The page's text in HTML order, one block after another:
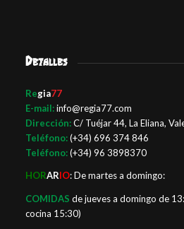
Detalles
Regia77
E-mail:info@regia77.com
Dirección:C/ Tuéjar 44, La Eliana,
Teléfono:(+34) 696 374 846
Teléfono:(+34) 96 3898370
HORARIO: De martes a domingo:
COMIDAS de jueves a domingo de
cocina 15:30)